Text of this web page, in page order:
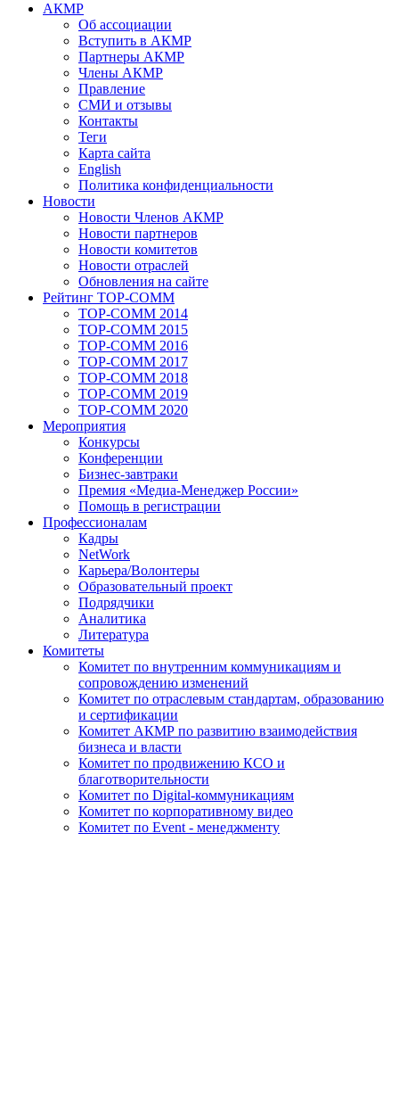
АКМР
Об ассоциации
Вступить в АКМР
Партнеры АКМР
Члены АКМР
Правление
СМИ и отзывы
Контакты
Теги
Карта сайта
English
Политика конфиденциальности
Новости
Новости Членов АКМР
Новости партнеров
Новости комитетов
Новости отраслей
Обновления на сайте
Рейтинг TOP-COMM
TOP-COMM 2014
TOP-COMM 2015
TOP-COMM 2016
TOP-COMM 2017
TOP-COMM 2018
TOP-COMM 2019
TOP-COMM 2020
Мероприятия
Конкурсы
Конференции
Бизнес-завтраки
Премия «Медиа-Менеджер России»
Помощь в регистрации
Профессионалам
Кадры
NetWork
Карьера/Волонтеры
Образовательный проект
Подрядчики
Аналитика
Литература
Комитеты
Комитет по внутренним коммуникациям и
сопровождению изменений
Комитет по отраслевым стандартам, образованию
и сертификации
Комитет АКМР по развитию взаимодействия
бизнеса и власти
Комитет по продвижению КСО и
благотворительности
Комитет по Digital-коммуникациям
Комитет по корпоративному видео
Комитет по Event - менеджменту